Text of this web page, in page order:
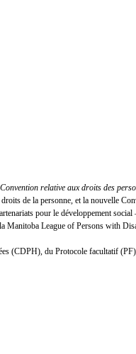
relative aux droits des
de la personne, et la nouvelle
pour le développement
League of Persons with
(CDPH), du Protocole facultatif